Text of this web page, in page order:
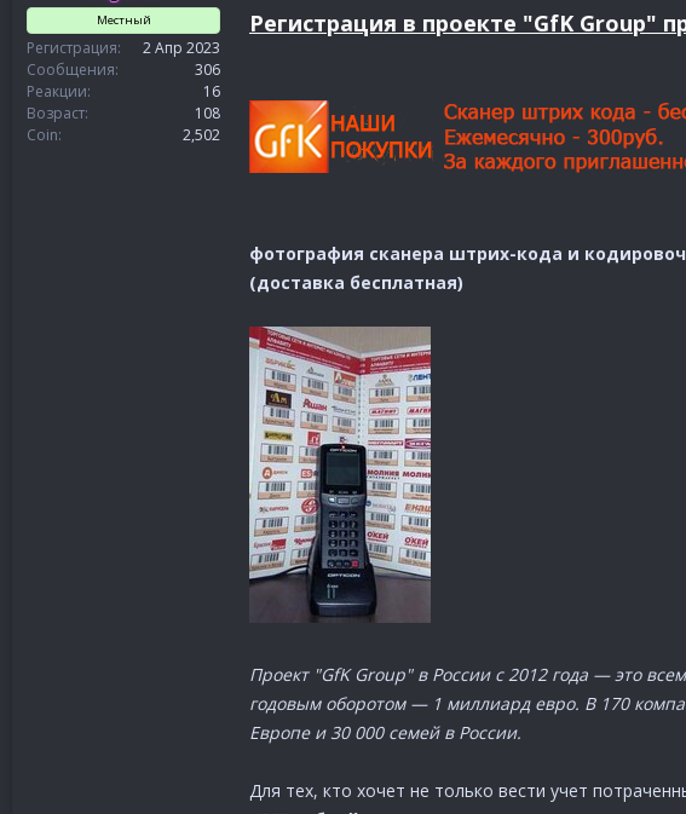
Местный
Регистрация
2 Апр 2023
Сообщения
306
Реакции
16
Возраст
108
Coin
2,502
Регистрация в проекте "GfK Group"
фотография сканера штрих-кода и
(доставка бесплатная)
Проект "GfK Group" в России с 2012 года — это
годовым оборотом — 1 миллиард eвро. В 170
Европе и 30 000 семей в России.
Для тех, кто хочет не только вести учет